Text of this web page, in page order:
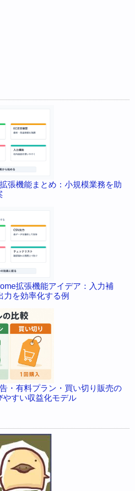
張機能まとめ：小規模業務を助
拡張機能アイデア：入力補
力を効率化する例
・有料プラン・買い切り販売の
やすい収益化モデル